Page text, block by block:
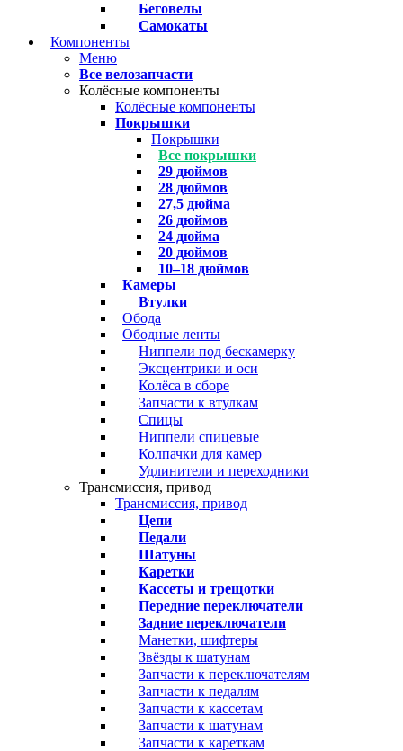
Беговелы
Самокаты
Компоненты
Меню
Все велозапчасти
Колёсные компоненты
Колёсные компоненты
Покрышки
Покрышки
Все покрышки
29 дюймов
28 дюймов
27,5 дюйма
26 дюймов
24 дюйма
20 дюймов
10–18 дюймов
Камеры
Втулки
Обода
Ободные ленты
Ниппели под бескамерку
Эксцентрики и оси
Колёса в сборе
Запчасти к втулкам
Спицы
Ниппели спицевые
Колпачки для камер
Удлинители и переходники
Трансмиссия, привод
Трансмиссия, привод
Цепи
Педали
Шатуны
Каретки
Кассеты и трещотки
Передние переключатели
Задние переключатели
Манетки, шифтеры
Звёзды к шатунам
Запчасти к переключателям
Запчасти к педалям
Запчасти к кассетам
Запчасти к шатунам
Запчасти к кареткам